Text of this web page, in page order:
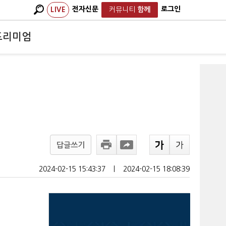
LIVE 전자신문 커뮤니티 함께 로그인
리미엄
답글쓰기
2024-02-15 15:43:37 2024-02-15 18:08:39